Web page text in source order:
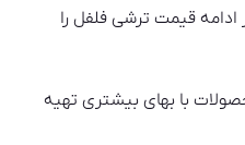
قیمت ترشی فلفل را
با بهای بیشتری تهیه